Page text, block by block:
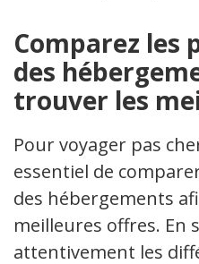
Comparez les
des
trouver les
Pour voyager pas
essentiel de
des hébergements
meilleures offres. En
attentivement les